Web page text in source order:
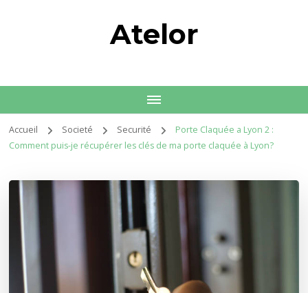
Atelor
Accueil Societé Securité
Porte Claquée a Lyon 2 :
Comment puis-je récupérer les clés de ma porte claquée à Lyon?